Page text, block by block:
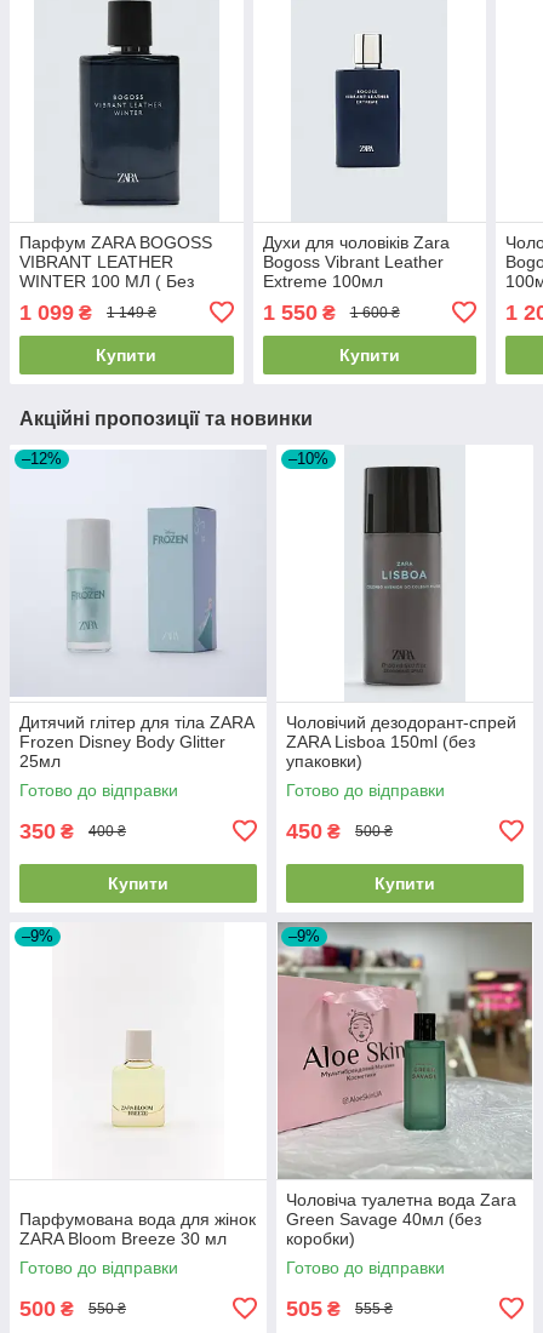
Парфум ZARA BOGOSS
VIBRANT LEATHER
WINTER 100 МЛ ( Без
1 099 ₴ 1 149 ₴
Купити
Духи для чоловіків Zara
Bogoss Vibrant Leather
Extreme 100мл
1 550₴ 1 600 ₴
Купити
1
Акційні пропозиції та новинки
–12%
Дитячий глітер для тіла ZARA
Frozen Disney Body Glitter
25мл
Готово до відправки
350 ₴ 400 ₴
Купити
–10%
Чоловічий дезодорант-спрей
ZARA Lisboa 150ml (без
упаковки)
Готово до відправки
450 ₴ 500 ₴
Купити
–9%
Парфумована вода для жінок
ZARA Bloom Breeze 30 мл
Готово до відправки
500 ₴ 550 ₴
–9%
Чоловіча туалетна вода Zara
Green Savage 40мл (без
коробки)
Готово до відправки
505 ₴ 555 ₴